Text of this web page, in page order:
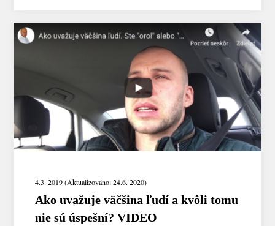
4.3. 2019 (Aktualizováno: 24.6. 2020)
Ako uvažuje väčšina ľudí a kvôli tomu
nie sú úspešní? VIDEO